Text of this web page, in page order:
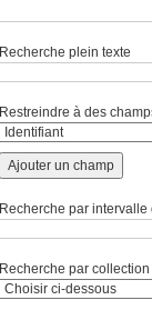
Recherche plein texte
Restreindre à des
Ajouter un champ
Recherche par
Recherche par collection